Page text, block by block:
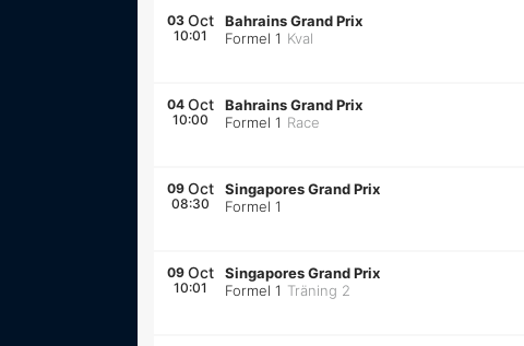
03 Oct
10:01
Bahrains Grand Prix
Formel 1 Kval
04 Oct
10:00
Bahrains Grand Prix
Formel 1 Race
09 Oct
08:30
Singapores Grand Prix
Formel 1
09 Oct
10:01
Singapores Grand Prix
Formel 1 Träning 2